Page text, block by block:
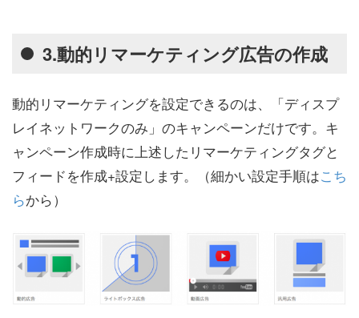
3.動的リマーケティング広告の作成
動的リマーケティングを設定できるのは、「ディスプ
レイネットワークのみ」のキャンペーンだけです。キ
ャンペーン作成時に上述したリマーケティングタグと
フィードを作成+設定します。（細かい設定手順はこち
らから）